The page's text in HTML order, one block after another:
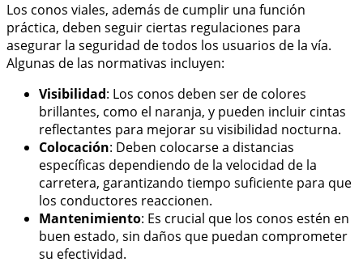
Los conos viales, además de cumplir una función
práctica, deben seguir ciertas regulaciones para
asegurar la seguridad de todos los usuarios de la vía.
Algunas de las normativas incluyen:
Visibilidad: Los conos deben ser de colores
brillantes, como el naranja, y pueden incluir cintas
reflectantes para mejorar su visibilidad nocturna.
Colocación: Deben colocarse a distancias
específicas dependiendo de la velocidad de la
carretera, garantizando tiempo suficiente para que
los conductores reaccionen.
Mantenimiento: Es crucial que los conos estén en
buen estado, sin daños que puedan comprometer
su efectividad.